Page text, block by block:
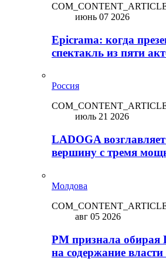
июнь 07 2026
Epicrama: когда
спектакль из пяти
Россия
июль 21 2026
LADOGA
вершину с тремя
Молдова
авг 05 2026
PM признала
на содержание